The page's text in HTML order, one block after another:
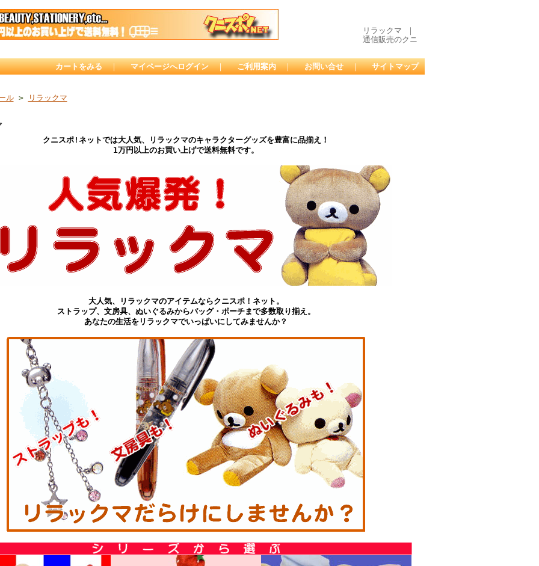
リラックマ ｜
通信販売のクニ
カートをみる ｜ マイページへログイン ｜ ご利用案内 ｜ お問い合せ ｜ サイトマップ
ル> リラックマ
クニスポ!ネットでは大人気、リラックマのキャラクターグッズを豊富に品揃え！
1万円以上のお買い上げで送料無料です。
大人気、リラックマのアイテムならクニスポ！ネット。
ストラップ、文房具、ぬいぐるみからバッグ・ポーチまで多数取り揃え。
あなたの生活をリラックマでいっぱいにしてみませんか？